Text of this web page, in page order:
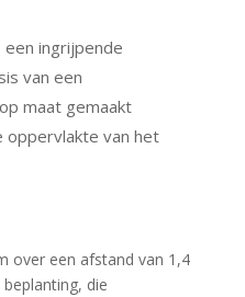
ingrijpende
van een
maat gemaakt
oppervlakte van het
over een afstand van 1,4
die